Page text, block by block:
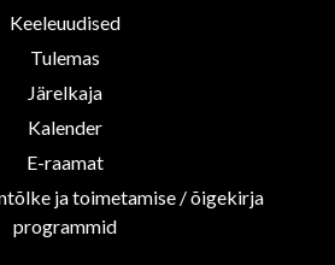
Keeleuudised
Tulemas
Järelkaja
Kalender
E-raamat
ja toimetamise / õigekirja
programmid